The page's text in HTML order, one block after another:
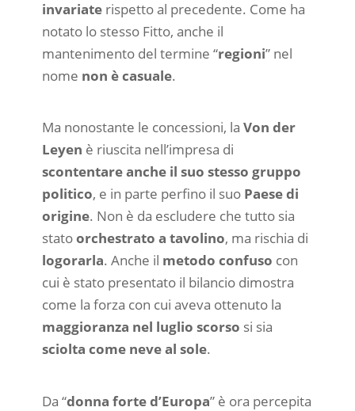
invariaterispetto al precedente. Come ha
notato lo stesso Fitto, anche il
mantenimento del termine “regioni” nel
nome non è casuale.
Ma nonostante le concessioni, la Von der
Leyen è riuscita nell’impresa di
scontentare anche il suo stesso gruppo
politico, e in parte perfino il suo Paese di
origine. Non è da escludere che tutto sia
statoorchestrato a tavolino, ma rischia di
logorarla. Anche il metodo confuso con
cui è stato presentato il bilancio dimostra
come la forza con cui aveva ottenuto la
maggioranza nel luglio scorso si sia
sciolta come neve al sole.
Da “donna forte d’Europa” è ora percepita